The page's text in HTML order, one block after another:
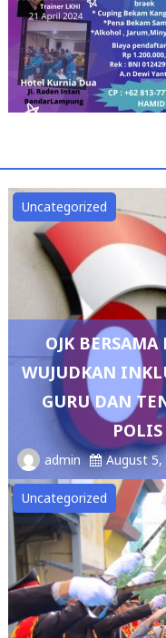
Uncategorized
OJK
WUJUDKAN
GURU DAN
admin August 5,
Uncategorized